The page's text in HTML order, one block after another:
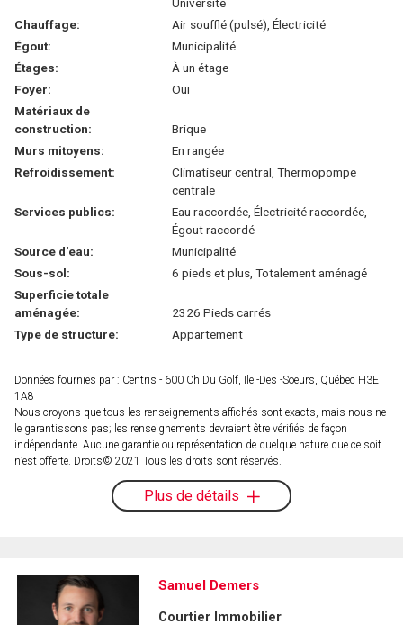
Université
Chauffage:
Air soufflé (pulsé), Électricité
Égout:
Municipalité
Étages:
À un étage
Foyer:
Oui
Matériaux de
construction:
Brique
Murs mitoyens:
En rangée
Refroidissement:
Climatiseur central, Thermopompe
centrale
Services publics:
Eau raccordée, Électricité raccordée,
Égout raccordé
Source d'eau:
Municipalité
Sous-sol:
6 pieds et plus, Totalement aménagé
Superficie totale
aménagée:
2326 Pieds carrés
Type de structure:
Appartement
Données fournies par : Centris - 600 Ch Du Golf, Ile -Des -Soeurs, Québec H3E
1A8
Nous croyons que tous les renseignements affichés sont exacts, mais nous ne
le garantissons pas; les renseignements devraient être vérifiés de façon
indépendante. Aucune garantie ou représentation de quelque nature que ce soit
n’est offerte. Droits© 2021 Tous les droits sont réservés.
Plus de détails
Samuel Demers
Courtier Immobilier